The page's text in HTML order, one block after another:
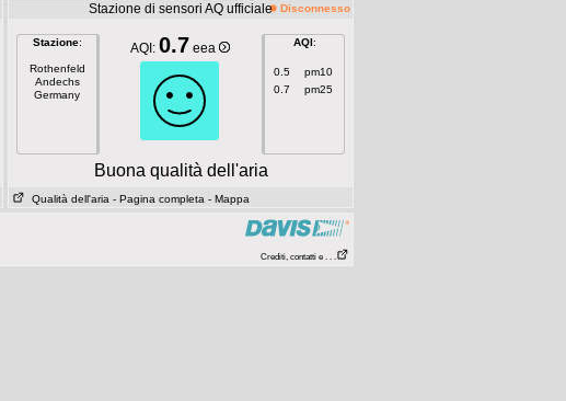
Stazione di sensori AQ ufficiale Disconnesso
Stazione:
Rothenfeld
Andechs
Germany
AQI: 0.7 eea AQI:
0.5
pm10
0.7
pm25
Buona qualità dell'aria
Qualità dell'aria - Pagina completa - Mappa
Crediti, contatti e . . .